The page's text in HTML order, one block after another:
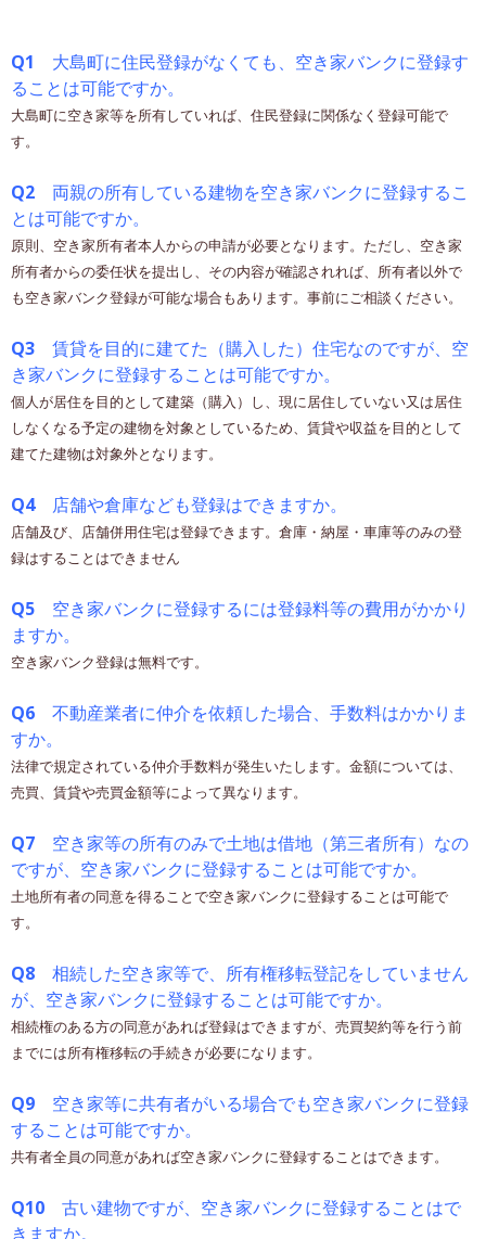
Q1 大島町に住民登録がなくても、空き家バンクに登録す
ることは可能ですか。
大島町に空き家等を所有していれば、住民登録に関係なく登録可能で
す。
Q2 両親の所有している建物を空き家バンクに登録するこ
とは可能ですか。
原則、空き家所有者本人からの申請が必要となります。ただし、空き家
所有者からの委任状を提出し、その内容が確認されれば、所有者以外で
も空き家バンク登録が可能な場合もあります。事前にご相談ください。
Q3 賃貸を目的に建てた（購入した）住宅なのですが、空
き家バンクに登録することは可能ですか。
個人が居住を目的として建築（購入）し、現に居住していない又は居住
しなくなる予定の建物を対象としているため、賃貸や収益を目的として
建てた建物は対象外となります。
Q4 店舗や倉庫なども登録はできますか。
店舗及び、店舗併用住宅は登録できます。倉庫・納屋・車庫等のみの登
録はすることはできません
Q5 空き家バンクに登録するには登録料等の費用がかかり
ますか。
空き家バンク登録は無料です。
Q6 不動産業者に仲介を依頼した場合、手数料はかかりま
すか。
法律で規定されている仲介手数料が発生いたします。金額については、
売買、賃貸や売買金額等によって異なります。
Q7 空き家等の所有のみで土地は借地（第三者所有）なの
ですが、空き家バンクに登録することは可能ですか。
土地所有者の同意を得ることで空き家バンクに登録することは可能で
す。
Q8 相続した空き家等で、所有権移転登記をしていません
が、空き家バンクに登録することは可能ですか。
相続権のある方の同意があれば登録はできますが、売買契約等を行う前
までには所有権移転の手続きが必要になります。
Q9 空き家等に共有者がいる場合でも空き家バンクに登録
することは可能ですか。
共有者全員の同意があれば空き家バンクに登録することはできます。
Q10 古い建物ですが、空き家バンクに登録することはで
きますか。